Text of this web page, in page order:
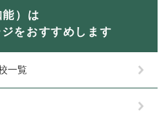
）は
をおすすめします
一覧